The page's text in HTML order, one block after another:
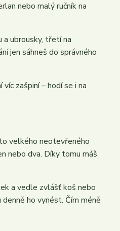
nebo malý ručník na
a ubrousky, třetí na
jen sáhneš do správného
zašpiní – hodí se i na
velkého neotevřeného
nebo dva. Díky tomu máš
a vedle zvlášť koš nebo
ho vynést. Čím méně